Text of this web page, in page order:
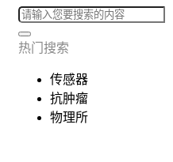
热门搜索
传感器
抗肿瘤
物理所